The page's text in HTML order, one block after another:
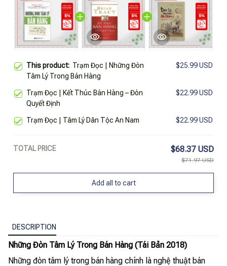
This product: Trạm Đọc | Những Đòn
Tâm Lý Trong Bán Hàng
$25.99 USD
Trạm Đọc | Kết Thúc Bán Hàng – Đòn
Quyết Định
$22.99 USD
Trạm Đọc | Tâm Lý Dân Tộc An Nam $22.99 USD
TOTAL PRICE $68.37 USD
$71.97 USD
Add all to cart
DESCRIPTION
Những Đòn Tâm Lý Trong Bán Hàng (Tái Bản 2018)
Những đòn tâm lý trong bán hàng chính là nghệ thuật bán